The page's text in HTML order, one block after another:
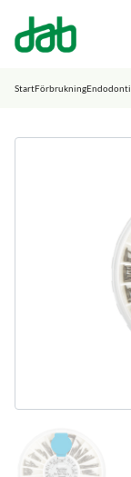
DAB Dental
StartFörbrukningEndodonti